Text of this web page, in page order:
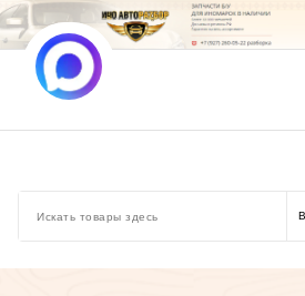
Перейти
к
содержимому